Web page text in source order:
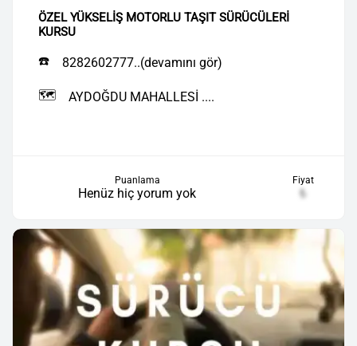
ÖZEL YÜKSELİŞ MOTORLU TAŞIT SÜRÜCÜLERİ
KURSU
☎️ 8282602777..(devamını gör)
🗺️ AYDOĞDU MAHALLESİ ....
Puanlama
Henüz hiç yorum yok
Fiyat
₺